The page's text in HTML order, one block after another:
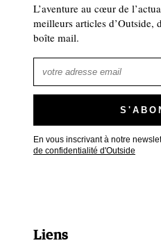
L’aventure au cœur de
meilleurs articles d’Outside,
boîte mail.
En vous inscrivant à notre
de confidentialité d'Outside
Liens